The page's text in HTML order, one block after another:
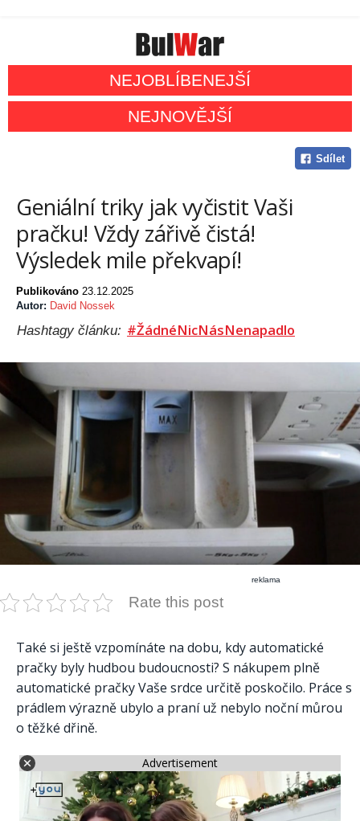
NEJOBLÍBENEJŠÍ
NEJNOVĚJŠÍ
Sdílet
Geniální triky jak vyčistit Vaši
pračku! Vždy zářivě čistá!
Výsledek mile překvapí!
Publikováno 23.12.2025
Autor: David Nossek
Hashtagy článku: #ŽádnéNicNásNenapadlo
reklama
Rate this post
Také si ještě vzpomínáte na dobu, kdy automatické
pračky byly hudbou budoucnosti? S nákupem plně
automatické pračky Vaše srdce určitě poskočilo. Práce s
prádlem výrazně ubylo a praní už nebylo noční můrou
o těžké dřině.
Advertisement